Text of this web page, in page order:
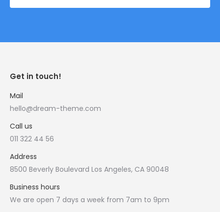
Get in touch!
Mail
hello@dream-theme.com
Call us
011 322 44 56
Address
8500 Beverly Boulevard Los Angeles, CA 90048
Business hours
We are open 7 days a week from 7am to 9pm